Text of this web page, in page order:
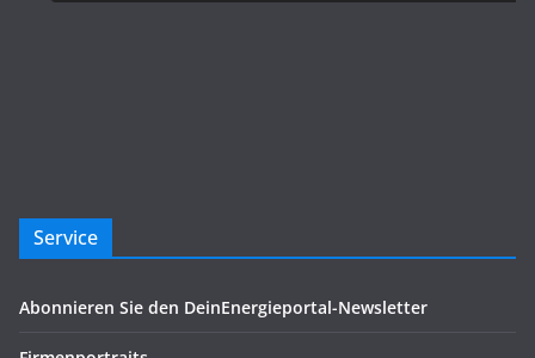
Service
Abonnieren Sie den DeinEnergieportal-Newsletter